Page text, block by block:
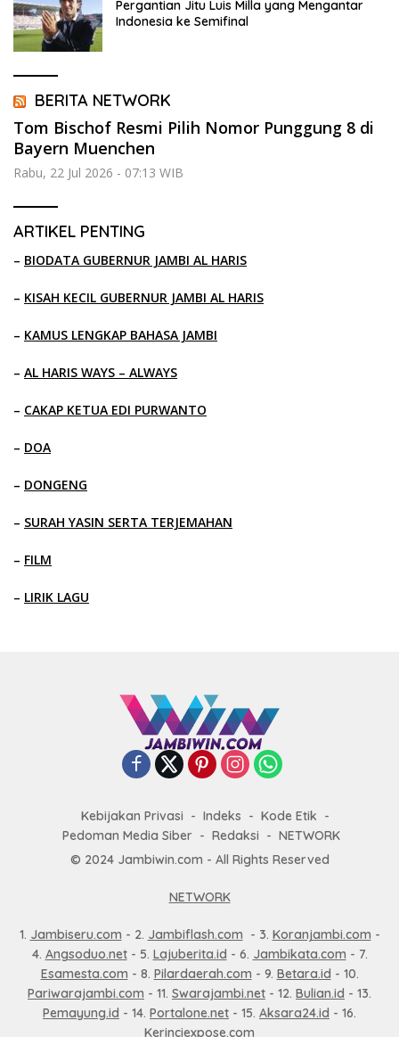
Pergantian Jitu Luis Milla yang Mengantar
Indonesia ke Semifinal
BERITA NETWORK
Tom Bischof Resmi Pilih Nomor Punggung 8 di
Bayern Muenchen
Rabu, 22 Jul 2026 - 07:13 WIB
ARTIKEL PENTING
– BIODATA GUBERNUR JAMBI AL HARIS
– KISAH KECIL GUBERNUR JAMBI AL HARIS
– KAMUS LENGKAP BAHASA JAMBI
– AL HARIS WAYS – ALWAYS
– CAKAP KETUA EDI PURWANTO
– DOA
– DONGENG
– SURAH YASIN SERTA TERJEMAHAN
– FILM
– LIRIK LAGU
Kebijakan Privasi Indeks
Kode Etik
Pedoman Media Siber
Redaksi
NETWORK
© 2024 Jambiwin.com - All Rights Reserved
NETWORK
1. Jambiseru.com - 2. Jambiflash.com - 3. Koranjambi.com -
4. Angsoduo.net- 5. Lajuberita.id - 6. Jambikata.com - 7.
Esamesta.com - 8. Pilardaerah.com - 9. Betara.id - 10.
Pariwarajambi.com - 11. Swarajambi.net - 12. Bulian.id - 13.
Pemayung.id - 14. Portalone.net - 15. Aksara24.id - 16.
Kerinciexpose.com